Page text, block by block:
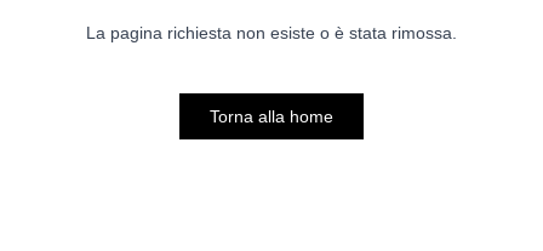
La pagina richiesta non esiste o è stata rimossa.
Torna alla home